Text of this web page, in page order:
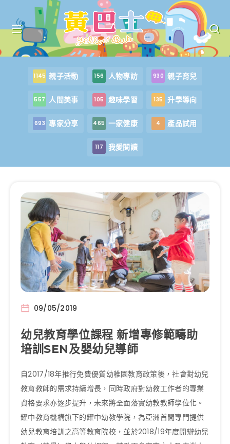
1145 親子活動 156 人物專訪 930 親子育兒
557 人間美事 105 趣味學習 135 升學導向
693 專家分享 465 一家健康 4 產品試用
117 我愛閱讀
09/05/2019
幼兒教育學位課程 新增專修範疇助
培訓SEN及嬰幼兒導師
自2017/18年推行免費優質幼稚園教育政策後，社會對幼兒
教育教師的需求持續增長，同時政府對幼教工作者的專業
資格要求亦逐步提升，未來將全面落實幼教教師學位化。
耀中教育機構旗下的耀中幼教學院，為亞洲首間專門提供
幼兒教育培訓之高等教育院校，並於2018/19年度開辦幼兒